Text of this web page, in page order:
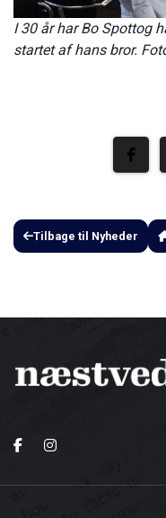
I 30 år har Bo Spottog
startet af hans bror.
Tilbage til Nyheder